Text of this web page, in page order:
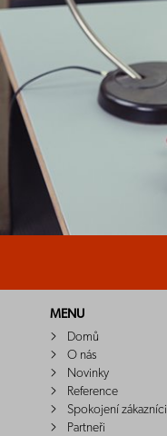
MENU
Domů
O nás
Novinky
Reference
Spokojení zákazníci
Partneři